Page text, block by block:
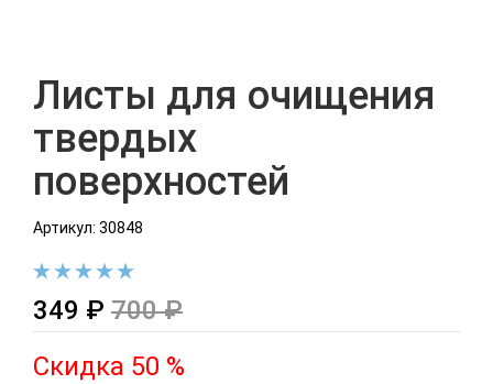
Листы для очищения
твердых
поверхностей
Артикул: 30848
349 ₽ 700 ₽
Скидка 50 %